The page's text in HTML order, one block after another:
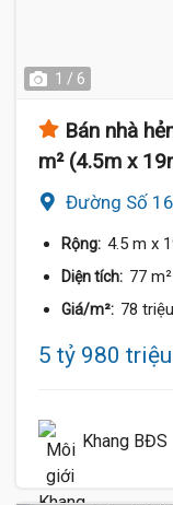
1 / 6
Bán nhà
m² (4.5m x
Đường Số
Rộng: 4.5 m x
Diện tích: 77 m²
Giá/m²: 78
5 tỷ 980 triệu
Khang BĐS